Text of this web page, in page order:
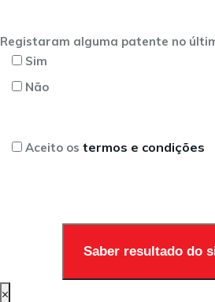
Registaram alguma patente no
Sim
Não
Aceito os termos e condições
×